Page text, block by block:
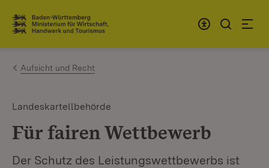
Zum Inhalt springen
Link zur Startseite
Aufsicht und Recht
Landeskartellbehörde
Für fairen Wettbewerb
Der Schutz des Leistungswettbewerbs ist